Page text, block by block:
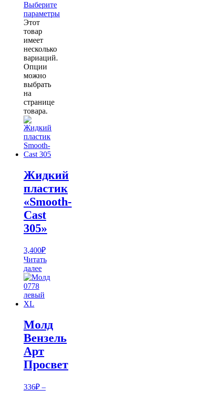
Выберите
параметры
Этот
товар
имеет
несколько
вариаций.
Опции
можно
выбрать
на
странице
товара.
Жидкий
пластик
«Smooth-
Cast
305»
3,400₽
Читать
далее
Молд
Вензель
Арт
Просвет
336₽ –